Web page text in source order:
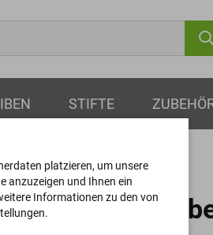
STIFTE
platzieren, um unsere
anzuzeigen und Ihnen ein
Informationen zu den von